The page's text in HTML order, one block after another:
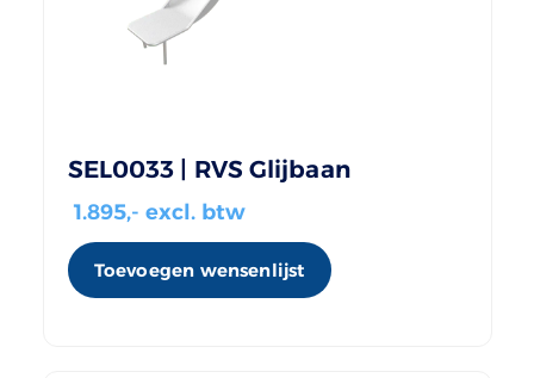
SEL0033 | RVS Glijbaan
1.895,- excl. btw
Toevoegen wensenlijst